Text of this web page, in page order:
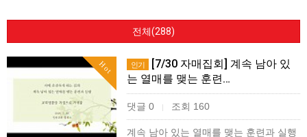
전체(288)
Hot 인기
[7/30 자매집회] 계속 남아 있
는 열매를 맺는 훈련…
댓글 0 | 조회 160
계속 남아 있는 열매를 맺는 훈련과 실행